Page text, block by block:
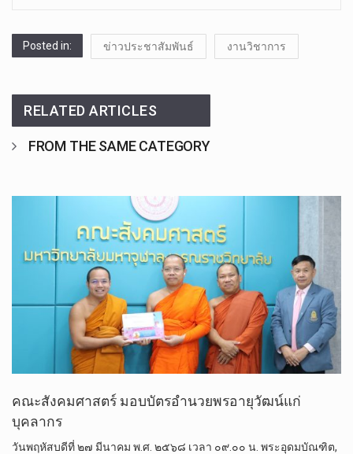
Posted in: ข่าวประชาสัมพันธ์ งานวิชาการ
RELATED ARTICLES
FROM THE SAME CATEGORY
คณะสังคมศาสตร์ มอบบัตรอำนวยพรอายุวัฒน์แก่
บุคลากร
วันพฤหัสบดีที่ ๒๗ มีนาคม พ.ศ. ๒๕๖๘ เวลา ๐๙.๐๐ น. พระอุดมบัณฑิต,